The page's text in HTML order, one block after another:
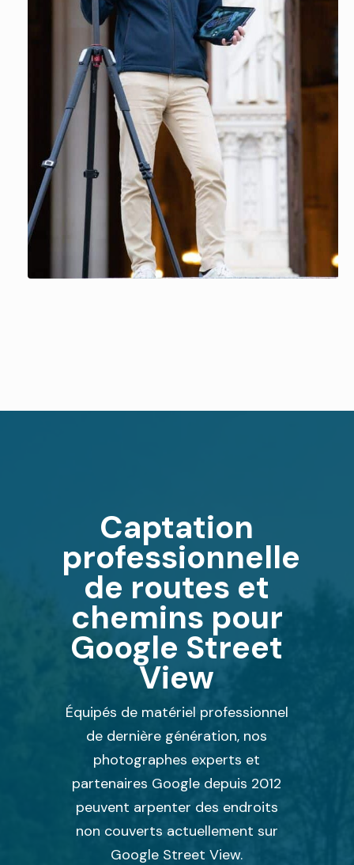
Captation
professionnelle
de routes et
chemins pour
Google Street
View
Équipés de matériel professionnel
de dernière génération, nos
photographes experts et
partenaires Google depuis 2012
peuvent arpenter des endroits
non couverts actuellement sur
Google Street View.